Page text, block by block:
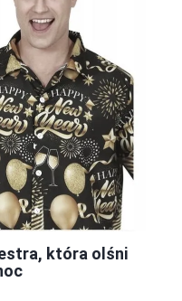
która olśni